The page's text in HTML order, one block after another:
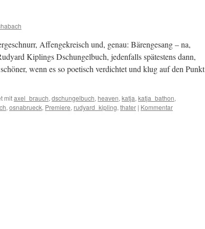
Affengekreisch und, genau: Bärengesang – na,
Kiplings Dschungelbuch, jedenfalls spätestens dann,
wenn es so poetisch verdichtet und klug auf den Punkt
mitaxel_brauch, dschungelbuch, heaven, katja, katja_bathon,
, osnabrueck, Premiere, rudyard_kipling, thater | Kommentar